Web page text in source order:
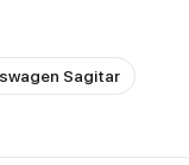
Sagitar